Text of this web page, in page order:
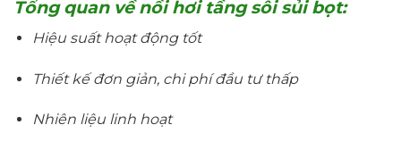
Tổng quan về nồi hơi tầng sôi sủi bọt:
Hiệu suất hoạt động tốt
Thiết kế đơn giản, chi phí đầu tư thấp
Nhiên liệu linh hoạt